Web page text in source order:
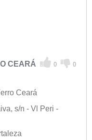
CEARÁ 0 0
Ceará
s/n - Vl Peri -